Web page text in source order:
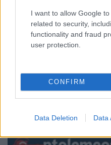
I want to allow Google
related to security,
functionality and fraud
user protection.
CONFIRM
Data Deletion Data
ΘΕΌΦΙΛΟΣ ΗΛΙΆΔΗΣ 7